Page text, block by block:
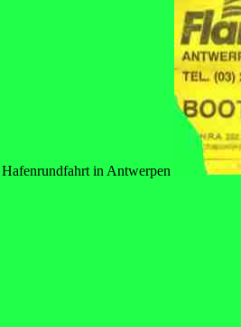
in Antwerpen